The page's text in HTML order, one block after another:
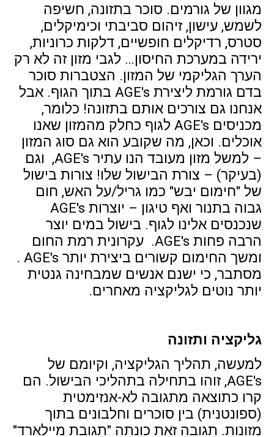
מגוון של גורמים. סוכר בתזונה, חשיפה
לשמש, עישון, זיהום סביבתי וכימיקלים,
סטרס, רדיקלים חופשיים, דלקות כרוניות,
ירידה במערכת החיסון… לגבי מזון זה לא רק
הערך הגליקמי של המזון. הצטברות סוכר
בדם גורמת ליצירת AGE's בתוך הגוף. אבל
אנחנו גם צורכים אותם בתזונה! כלומר,
מכניסים AGE's לגוף כחלק מהמזון שאנו
אוכלים. וכאן, מה שקובע הוא גם סוג המזון
– למשל מזון מעובד הנו עתיר AGE's, וגם
(בעיקר) – צורת הבישול שלו! צורות בישול
של "חימום יבש" כמו גריל/על האש, חום
גבוה בתנור ואף טיגון – יוצרות AGE's
שנכנסים אלינו לגוף. בישול במים יוצר
הרבה פחות AGE's. עקרונית רמת החום
ומשך החימום קשורים ביצירת יותר AGE's .
מסתבר, כי ישנם אנשים שמבחינה גנטית
יותר נוטים לגליקציה מאחרים.
גליקציה ותזונה
למעשה, תהליך הגליקציה, וקיומם של
AGE's, זוהו בתחילה בתהליכי הבישול. הם
קרו כתוצאה מתגובה לא-אנזימטית
(ספונטנית) בין סוכרים וחלבונים בתוך
מזונות. תגובה זאת כונתה "תגובת מיילארד"